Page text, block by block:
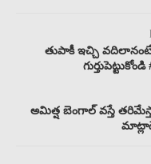
తుపాకీ ఇచ్చి
అమిత్ష బెంగాల్ వస్తే